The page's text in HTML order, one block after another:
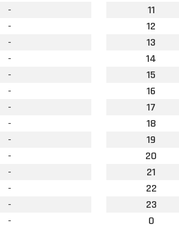
-
-
-
-
-
-
-
-
-
-
-
-
-
-
11
12
13
14
15
16
17
18
19
20
21
22
23
0